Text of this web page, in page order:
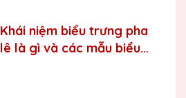
Khái niệm biểu trưng pha
lê là gì và các mẫu biểu